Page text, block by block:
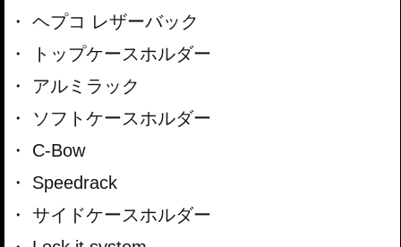
ヘプコ レザーバック
トップケースホルダー
アルミラック
ソフトケースホルダー
C-Bow
Speedrack
サイドケースホルダー